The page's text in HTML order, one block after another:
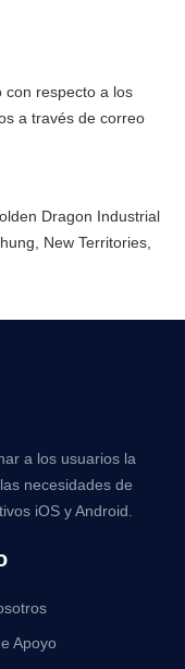
con respecto a los
a través de correo
Dragon Industrial
New Territories,
a los usuarios la
necesidades de
iOS y Android.
Apoyo